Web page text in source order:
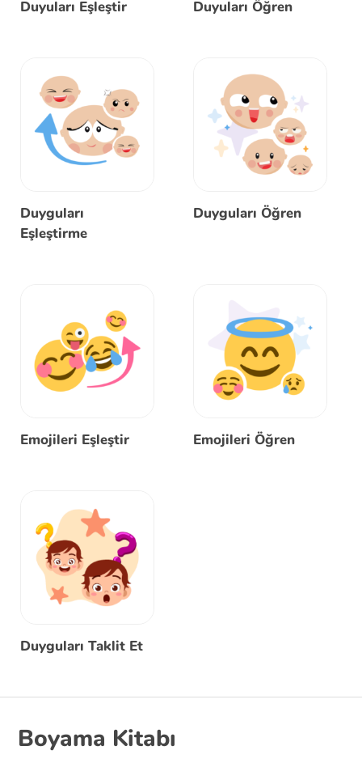
Duyuları Eşleştir Duyuları Öğren
Duyguları
Eşleştirme
Duyguları Öğren
Emojileri Eşleştir Emojileri Öğren
Duyguları Taklit Et
Boyama Kitabı